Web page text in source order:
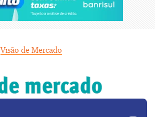
Visão de Mercado